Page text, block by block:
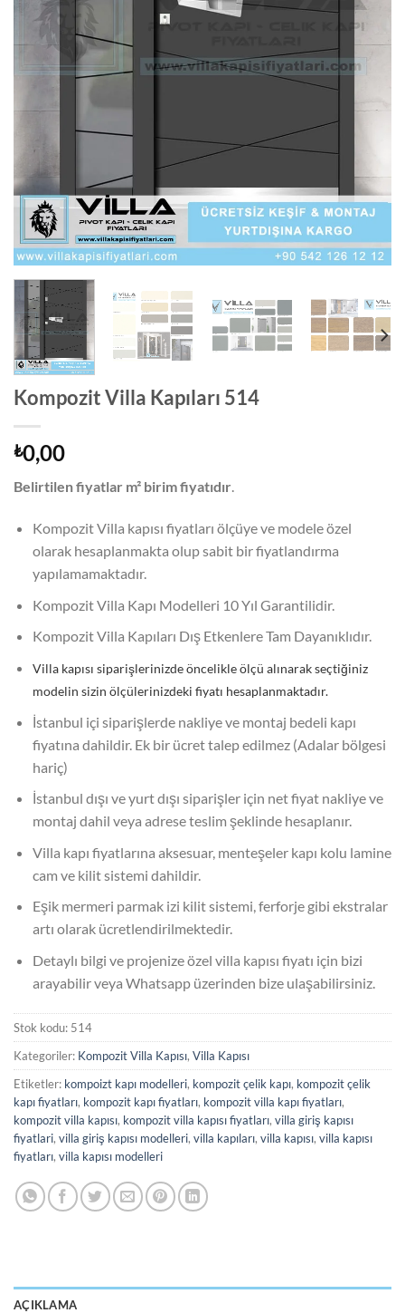
Kompozit Villa Kapıları 514
₺0,00
Belirtilen fiyatlar m² birim fiyatıdır.
Kompozit Villa kapısı fiyatları ölçüye ve modele özel
olarak hesaplanmakta olup sabit bir fiyatlandırma
yapılamamaktadır.
Kompozit Villa Kapı Modelleri 10 Yıl Garantilidir.
Kompozit Villa Kapıları Dış Etkenlere Tam Dayanıklıdır.
Villa kapısı siparişlerinizde öncelikle ölçü alınarak seçtiğiniz
modelin sizin ölçülerinizdeki fiyatı hesaplanmaktadır.
İstanbul içi siparişlerde nakliye ve montaj bedeli kapı
fiyatına dahildir. Ek bir ücret talep edilmez (Adalar bölgesi
hariç)
İstanbul dışı ve yurt dışı siparişler için net fiyat nakliye ve
montaj dahil veya adrese teslim şeklinde hesaplanır.
Villa kapı fiyatlarına aksesuar, menteşeler kapı kolu lamine
cam ve kilit sistemi dahildir.
Eşik mermeri parmak izi kilit sistemi, ferforje gibi ekstralar
artı olarak ücretlendirilmektedir.
Detaylı bilgi ve projenize özel villa kapısı fiyatı için bizi
arayabilir veya Whatsapp üzerinden bize ulaşabilirsiniz.
Stok kodu: 514
Kategoriler: Kompozit Villa Kapısı, Villa Kapısı
Etiketler: kompoizt kapı modelleri, kompozit çelik kapı, kompozit çelik
kapı fiyatları, kompozit kapı fiyatları, kompozit villa kapı fiyatları,
kompozit villa kapısı, kompozit villa kapısı fiyatları, villa giriş kapısı
fiyatlari, villa giriş kapısı modelleri, villa kapıları, villa kapısı, villa kapısı
fiyatları, villa kapısı modelleri
AÇIKLAMA